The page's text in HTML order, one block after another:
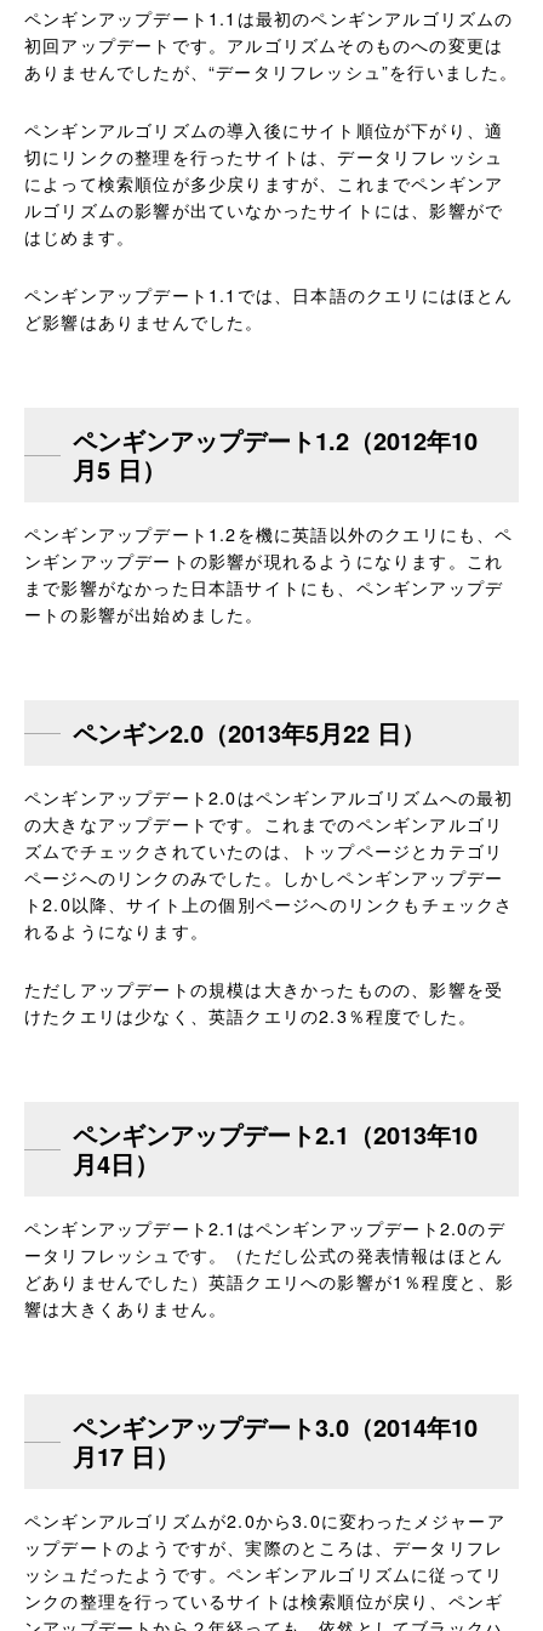
ペンギンアップデート1.1は最初のペンギンアルゴリズムの
初回アップデートです。アルゴリズムそのものへの変更は
ありませんでしたが、“データリフレッシュ”を行いました。
ペンギンアルゴリズムの導入後にサイト順位が下がり、適
切にリンクの整理を行ったサイトは、データリフレッシュ
によって検索順位が多少戻りますが、これまでペンギンア
ルゴリズムの影響が出ていなかったサイトには、影響がで
はじめます。
ペンギンアップデート1.1では、日本語のクエリにはほとん
ど影響はありませんでした。
ペンギンアップデート1.2（2012年10
月5 日）
ペンギンアップデート1.2を機に英語以外のクエリにも、ペ
ンギンアップデートの影響が現れるようになります。これ
まで影響がなかった日本語サイトにも、ペンギンアップデ
ートの影響が出始めました。
ペンギン2.0（2013年5月22 日）
ペンギンアップデート2.0はペンギンアルゴリズムへの最初
の大きなアップデートです。これまでのペンギンアルゴリ
ズムでチェックされていたのは、トップページとカテゴリ
ページへのリンクのみでした。しかしペンギンアップデー
ト2.0以降、サイト上の個別ページへのリンクもチェックさ
れるようになります。
ただしアップデートの規模は大きかったものの、影響を受
けたクエリは少なく、英語クエリの2.3％程度でした。
ペンギンアップデート2.1（2013年10
月4日）
ペンギンアップデート2.1はペンギンアップデート2.0のデ
ータリフレッシュです。（ただし公式の発表情報はほとん
どありませんでした）英語クエリへの影響が1％程度と、影
響は大きくありません。
ペンギンアップデート3.0（2014年10
月17 日）
ペンギンアルゴリズムが2.0から3.0に変わったメジャーア
ップデートのようですが、実際のところは、データリフレ
ッシュだったようです。ペンギンアルゴリズムに従ってリ
ンクの整理を行っているサイトは検索順位が戻り、ペンギ